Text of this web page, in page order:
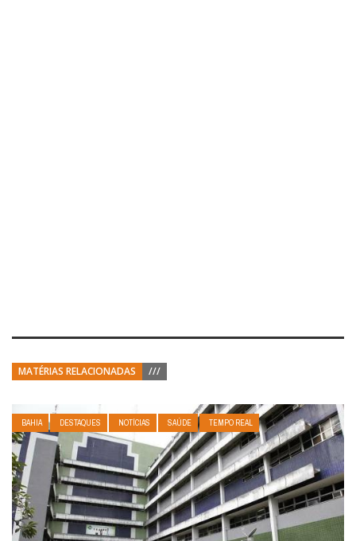
MATÉRIAS RELACIONADAS ///
BAHIA DESTAQUES NOTÍCIAS SAÚDE TEMPO REAL